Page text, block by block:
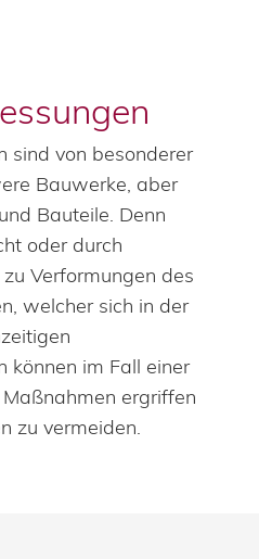
sind von besonderer
Bauwerke, aber
Bauteile. Denn
oder durch
Verformungen des
welcher sich in der
können im Fall einer
ergriffen
zu vermeiden.